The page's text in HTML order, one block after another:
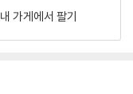
내 가게에서 팔기